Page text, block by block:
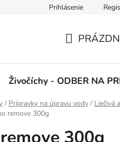
Ochrana osobných údajov
Prihlásenie
KOŠÍK
Živočíchy - ODBER NA
/ Prípravky na úpravu vody / Liečivá a
remove 300g